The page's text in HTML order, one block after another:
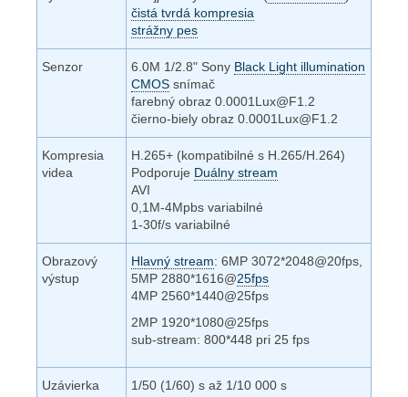
čistá tvrdá kompresia
strážny pes
Senzor 6.0M 1/2.8" Sony Black Light illumination
CMOS snímač
farebný obraz 0.0001Lux@F1.2
čierno-biely obraz 0.0001Lux@F1.2
Kompresia
videa
H.265+ (kompatibilné s H.265/H.264)
Podporuje Duálny stream
AVI
0,1M-4Mpbs variabilné
1-30f/s variabilné
Obrazový
výstup
Hlavný stream: 6MP 3072*2048@20fps,
5MP 2880*1616@25fps
4MP 2560*1440@25fps
2MP 1920*1080@25fps
sub-stream: 800*448 pri 25 fps
Uzávierka 1/50 (1/60) s až 1/10 000 s